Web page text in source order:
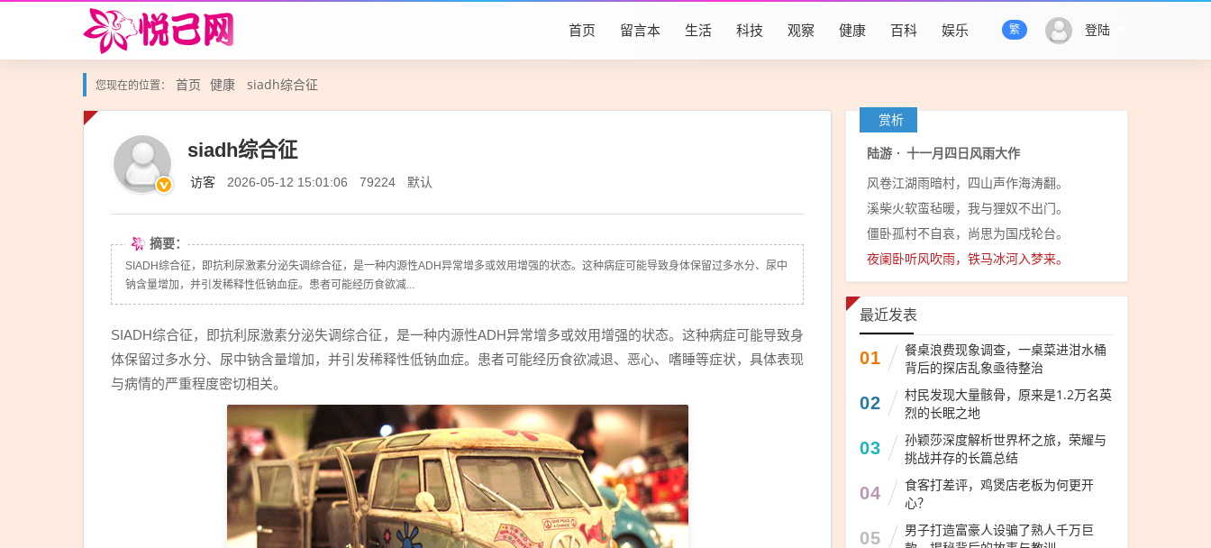
登陆
繁
首页 留言本 生活 科技 观察 健康 百科 娱乐
您现在的位置： 首页 健康 siadh综合征
siadh综合征
访客 2026-05-12 15:01:06 79224 默认
摘要：
SIADH综合征，即抗利尿激素分泌失调综合征，是一种内源性ADH异常增多或效用增强的状态。这种病症可能导致身体保留过多水分、尿中
钠含量增加，并引发稀释性低钠血症。患者可能经历食欲减...
SIADH综合征，即抗利尿激素分泌失调综合征，是一种内源性ADH异常增多或效用增强的状态。这种病症可能导致身
体保留过多水分、尿中钠含量增加，并引发稀释性低钠血症。患者可能经历食欲减退、恶心、嗜睡等症状，具体表现
与病情的严重程度密切相关。
赏析
陆游 · 十一月四日风雨大作
风卷江湖雨暗村，四山声作海涛翻。
溪柴火软蛮毡暖，我与狸奴不出门。
僵卧孤村不自哀，尚思为国戍轮台。
夜阑卧听风吹雨，铁马冰河入梦来。
最近发表
01
餐桌浪费现象调查，一桌菜进泔水桶
背后的探店乱象亟待整治
02
村民发现大量骸骨，原来是1.2万名英
烈的长眠之地
03
孙颖莎深度解析世界杯之旅，荣耀与
挑战并存的长篇总结
04
食客打差评，鸡煲店老板为何更开
心？
05
男子打造富豪人设骗了熟人千万巨